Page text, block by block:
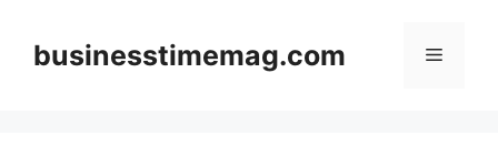
contentbusinesstimemag.com Menu